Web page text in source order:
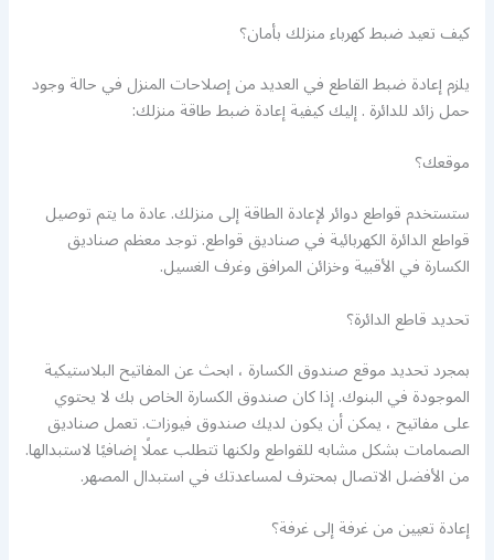
كيف تعيد ضبط كهرباء منزلك بأمان؟
يلزم إعادة ضبط القاطع في العديد من إصلاحات المنزل في حالة وجود
حمل زائد للدائرة . إليك كيفية إعادة ضبط طاقة منزلك:
موقعك؟
ستستخدم قواطع دوائر لإعادة الطاقة إلى منزلك. عادة ما يتم توصيل
قواطع الدائرة الكهربائية في صناديق قواطع. توجد معظم صناديق
الكسارة في الأقبية وخزائن المرافق وغرف الغسيل.
تحديد قاطع الدائرة؟
بمجرد تحديد موقع صندوق الكسارة ، ابحث عن المفاتيح البلاستيكية
الموجودة في البنوك. إذا كان صندوق الكسارة الخاص بك لا يحتوي
على مفاتيح ، يمكن أن يكون لديك صندوق فيوزات. تعمل صناديق
الصمامات بشكل مشابه للقواطع ولكنها تتطلب عملًا إضافيًا لاستبدالها.
من الأفضل الاتصال بمحترف لمساعدتك في استبدال المصهر.
إعادة تعيين من غرفة إلى غرفة؟